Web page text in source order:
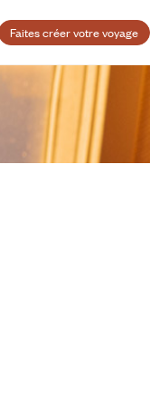
Faites créer votre voyage